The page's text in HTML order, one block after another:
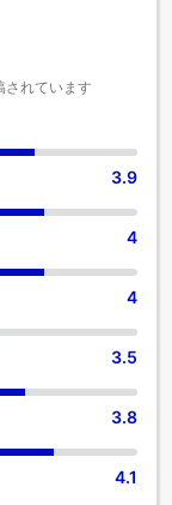
されています
3.9
4
4
3.5
3.8
4.1